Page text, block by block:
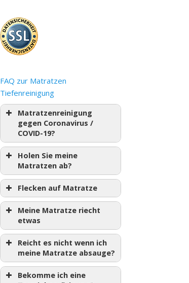
FAQ zur Matratzen
Tiefenreinigung
Matratzenreinigung
gegen Coronavirus /
COVID-19?
Holen Sie meine
Matratzen ab?
Flecken auf Matratze
Meine Matratze riecht
etwas
Reicht es nicht wenn ich
meine Matratze absauge?
Bekomme ich eine